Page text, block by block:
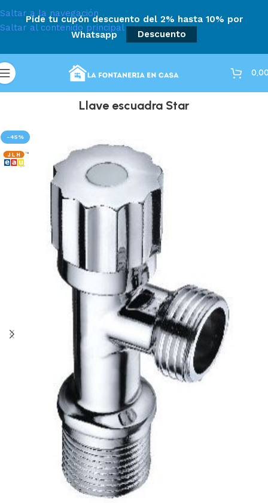
Saltar a la navegación
Saltar al contenido principal
Pide tu cupón descuento del 2% hasta 10% por
Whatsapp
Descuento
Llave escuadra Star
-45%